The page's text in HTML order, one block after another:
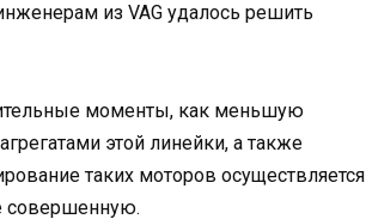
из VAG удалось решить
моменты, как меньшую
этой линейки, а также
таких моторов осуществляется
совершенную.